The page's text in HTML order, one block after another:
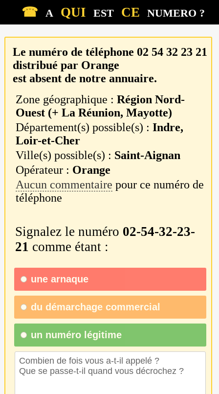
☎ A QUI EST CE NUMERO ?
Le numéro de téléphone 02 54 32 23 21
distribué par Orange
est absent de notre annuaire.
Zone géographique :Région Nord-
Ouest (+ La Réunion, Mayotte)
Département(s) possible(s) :Indre,
Loir-et-Cher
Ville(s) possible(s) : Saint-Aignan
Opérateur : Orange
Aucun commentaire pour ce numéro de
téléphone
Signalez le numéro 02-54-32-23-
21 comme étant :
une arnaque
du démarchage commercial
un numéro légitime